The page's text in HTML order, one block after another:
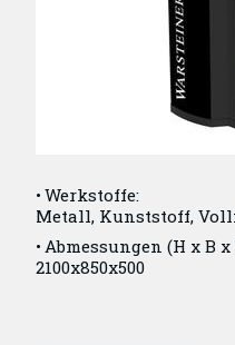
Werkstoffe:
Metall, Kunststoff,
Abmessungen (H x B x
2100x850x500